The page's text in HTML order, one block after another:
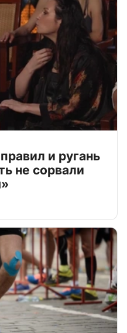
и ругань
не сорвали